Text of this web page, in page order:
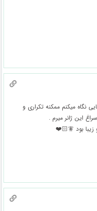
نگاه میکنم ممکنه تکراری و
این ژانر میرم .
بود 🧚🏻❤️